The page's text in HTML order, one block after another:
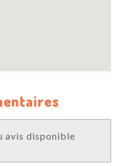
avis disponible